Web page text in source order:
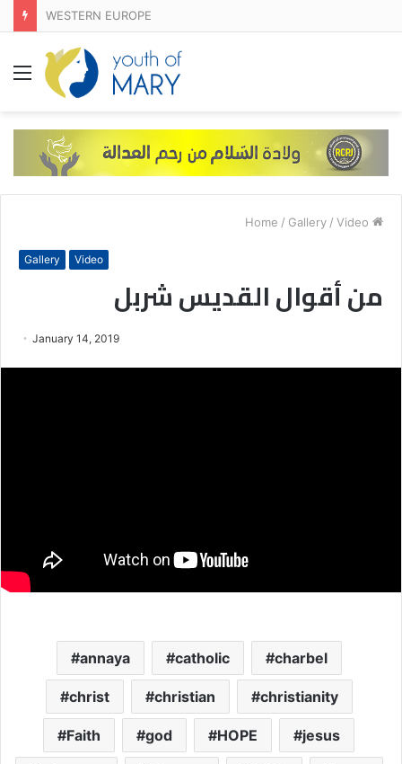
WESTERN EUROPE
Menu
/ Gallery / Video
Gallery Video
من أقوال القديس شربل
January 14, 2019
annaya catholic charbel
christ christian christianity
Faith god HOPE jesus